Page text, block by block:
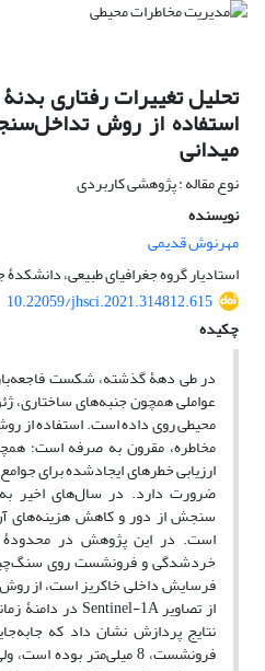
تحلیل تغییرات رفتاری
استفاده از روش
میدانی
نوع مقاله : پژوهشی کاربردی
نویسنده
مهرنوش قدیمی
استادیار گروه جغرافیای طبیعی، دانشکدۀ
10.22059/jhsci.2021.314812.615
چکیده
در طی دهۀ گذشته، شکست
عواملی همچون جنبه‌های ساختاری،
محیطی روی داده است. استفاده از
مخاطره، مقرون به ‌صرفه است؛
ارزیابی خطرهای ایجادشده برای
ضرورت دارد. در سال‌های
سنجش از دور و کاهش هزینه‌های
است. در این پژوهش در
خردشدگی و فرونشست روی
فرسایش داخلی خاکریز است، از
نتایج پردازش نشان داد که